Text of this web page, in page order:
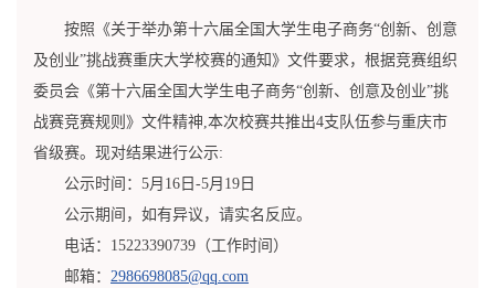
按照《关于举办第十六届全国大学生电子商务“创新、创意
及创业”挑战赛重庆大学校赛的通知》文件要求，根据竞赛组织
委员会《第十六届全国大学生电子商务“创新、创意及创业”挑
战赛竞赛规则》文件精神,本次校赛共推出4支队伍参与重庆市
省级赛。现对结果进行公示:
公示时间：5月16日-5月19日
公示期间，如有异议，请实名反应。
电话：15223390739（工作时间）
邮箱： 2986698085@qq.com